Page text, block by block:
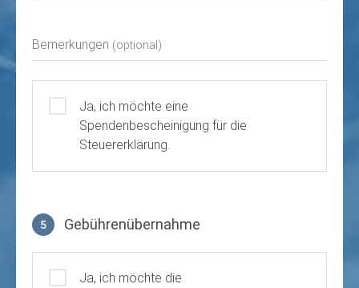
Bemerkungen (optional)
Ja, ich möchte eine
Spendenbescheinigung für die
Steuererklärung.
5 Gebührenübernahme
Ja, ich möchte die